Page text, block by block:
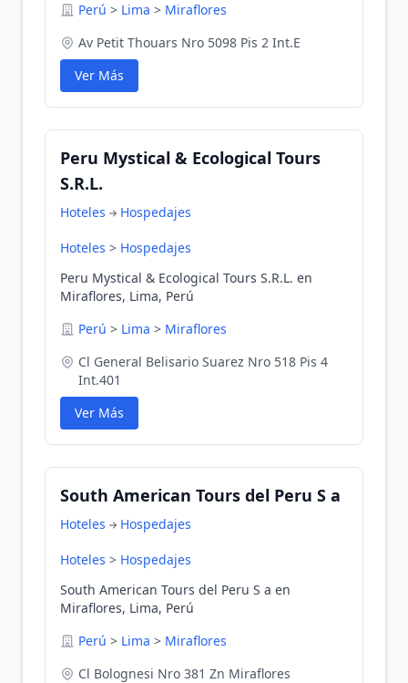
Perú > Lima > Miraflores
Av Petit Thouars Nro 5098 Pis 2 Int.E
Ver Más
Peru Mystical & Ecological Tours
S.R.L.
Hoteles Hospedajes
Hoteles > Hospedajes
Peru Mystical & Ecological Tours S.R.L. en
Miraflores, Lima, Perú
Perú > Lima > Miraflores
Cl General Belisario Suarez Nro 518 Pis 4
Int.401
Ver Más
South American Tours del Peru S a
Hoteles Hospedajes
Hoteles > Hospedajes
South American Tours del Peru S a en
Miraflores, Lima, Perú
Perú > Lima > Miraflores
Cl Bolognesi Nro 381 Zn Miraflores